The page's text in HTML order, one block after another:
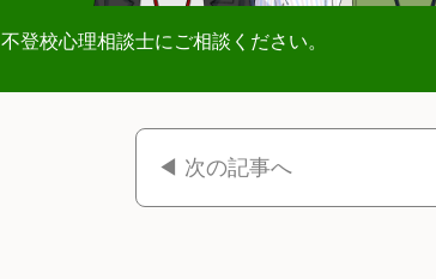
不登校心理相談士にご相談ください。
◀ 次の記事へ